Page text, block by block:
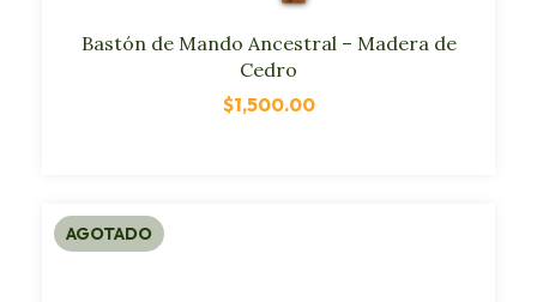
Bastón de Mando Ancestral – Madera de
Cedro
$1,500.00
AGOTADO